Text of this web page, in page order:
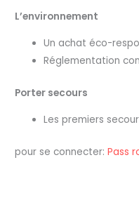
L’environnement
Un achat éco-
Réglementation
Porter secours
Les premiers
pour se connecter:Pass